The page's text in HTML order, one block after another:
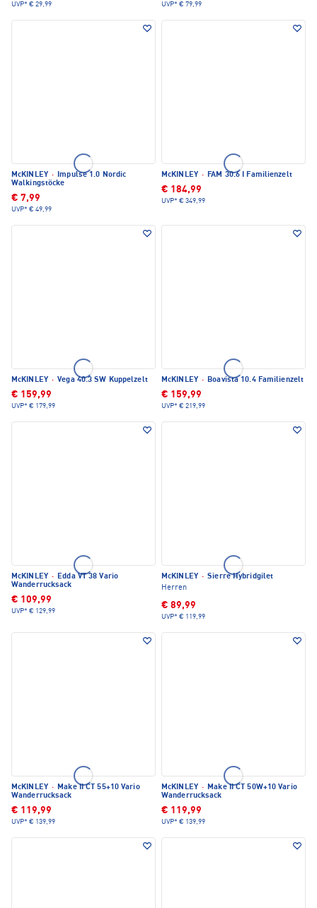
UVP* € 29,99 UVP* € 79,99
McKINLEY · Impulse 1.0 Nordic
Walkingstöcke
€ 7,99
UVP* € 49,99
McKINLEY · FAM 30.6 I Familienzelt
€ 184,99
UVP* € 349,99
McKINLEY · Vega 40.3 SW Kuppelzelt
€ 159,99
UVP* € 179,99
McKINLEY · Boavista 10.4 Familienzelt
€ 159,99
UVP* € 219,99
McKINLEY · Edda VT 38 Vario
Wanderrucksack
€ 109,99
UVP* € 129,99
McKINLEY · Sierre Hybridgilet
Herren
€ 89,99
UVP* € 119,99
McKINLEY · Make II CT 55+10 Vario
Wanderrucksack
€ 119,99
UVP* € 139,99
McKINLEY · Make II CT 50W+10 Vario
Wanderrucksack
€ 119,99
UVP* € 139,99